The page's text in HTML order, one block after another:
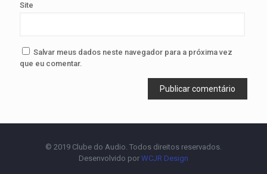
Site
Salvar meus dados neste navegador para a próxima vez
que eu comentar.
© 2019 Clube do Audio. Todos direitos reservados.
Desenvolvido por WCJR Design